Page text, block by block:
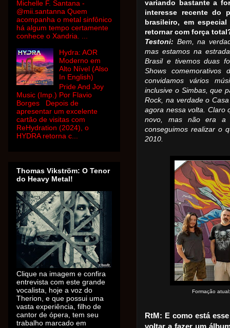
variando bastante a
interesse recente do
brasileiro, em
retornar com força
Testoni: Bem, na
mas estamos na
Brasil e tivemos duas
Shows
convidamos vários
inclusive o Simbas, que
Rock, na verdade o
agora nessa volta. Claro
novo, mas não era a
conseguimos realizar o
2010.
Formação
RtM: E como está
voltar a fazer um
Michelle F. Santana -
@mii.santanna Quem
acompanha o metal sinfônico
há algum tempo certamente
conhece o Xandria. ...
Hydra: AOR
Moderno em
Alto Nível (Also
In English)
Pride And Joy
Music (Imp.) Por Flavio
Borges Depois de
apresentar um excelente
cartão de visitas com
ReHydration (2024), o
HYDRA retorna c...
Thomas Vikström: O Tenor
do Heavy Metal!
Clique na imagem e confira
entrevista com este grande
vocalista, hoje a voz do
Therion, e que possui uma
vasta experiência, filho de
cantor de ópera, tem seu
trabalho marcado em